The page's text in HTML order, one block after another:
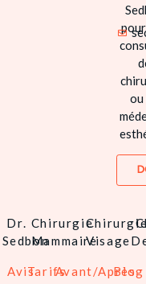
ou
Dr.
Sedbon
Chirurgie
MammaireVisage
AvisTarifsAvant/Après
Blog